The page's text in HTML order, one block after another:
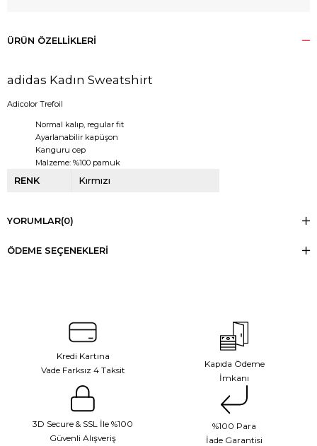
ÜRÜN ÖZELLIKLERI
adidas Kadın Sweatshirt
Adicolor Trefoil
Normal kalıp, regular fit
Ayarlanabilir kapüşon
Kanguru cep
Malzeme: %100 pamuk
RENK Kırmızı
YORUMLAR(0)
ÖDEME SEÇENEKLERI
Kredi Kartına
Vade Farksız 4 Taksit
Kapıda Ödeme
İmkanı
3D Secure & SSL İle %100
Güvenli Alışveriş
%100 Para
İade Garantisi